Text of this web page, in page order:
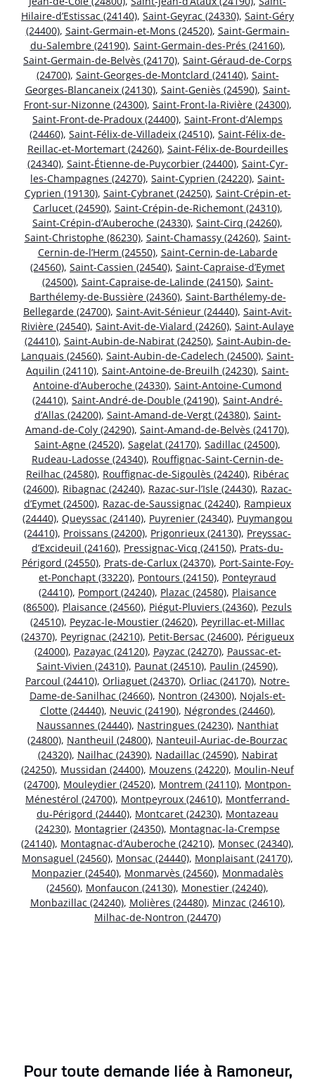
Hilaire-d’Estissac (24140), Saint-Geyrac (24330), Saint-Géry
(24400), Saint-Germain-et-Mons (24520), Saint-Germain-
du-Salembre (24190), Saint-Germain-des-Prés (24160),
Saint-Germain-de-Belvès (24170), Saint-Géraud-de-Corps
(24700), Saint-Georges-de-Montclard (24140), Saint-
Georges-Blancaneix (24130), Saint-Geniès (24590), Saint-
Front-sur-Nizonne (24300), Saint-Front-la-Rivière (24300),
Saint-Front-de-Pradoux (24400), Saint-Front-d’Alemps
(24460), Saint-Félix-de-Villadeix (24510), Saint-Félix-de-
Reillac-et-Mortemart (24260), Saint-Félix-de-Bourdeilles
(24340), Saint-Étienne-de-Puycorbier (24400), Saint-Cyr-
les-Champagnes (24270), Saint-Cyprien (24220), Saint-
Cyprien (19130), Saint-Cybranet (24250), Saint-Crépin-et-
Carlucet (24590), Saint-Crépin-de-Richemont (24310),
Saint-Crépin-d’Auberoche (24330), Saint-Cirq (24260),
Saint-Christophe (86230), Saint-Chamassy (24260), Saint-
Cernin-de-l’Herm (24550), Saint-Cernin-de-Labarde
(24560), Saint-Cassien (24540), Saint-Capraise-d’Eymet
(24500), Saint-Capraise-de-Lalinde (24150), Saint-
Barthélemy-de-Bussière (24360), Saint-Barthélemy-de-
Bellegarde (24700), Saint-Avit-Sénieur (24440), Saint-Avit-
Rivière (24540), Saint-Avit-de-Vialard (24260), Saint-Aulaye
(24410), Saint-Aubin-de-Nabirat (24250), Saint-Aubin-de-
Lanquais (24560), Saint-Aubin-de-Cadelech (24500), Saint-
Aquilin (24110), Saint-Antoine-de-Breuilh (24230), Saint-
Antoine-d’Auberoche (24330), Saint-Antoine-Cumond
(24410), Saint-André-de-Double (24190), Saint-André-
d’Allas (24200), Saint-Amand-de-Vergt (24380), Saint-
Amand-de-Coly (24290), Saint-Amand-de-Belvès (24170),
Saint-Agne (24520), Sagelat (24170), Sadillac (24500),
Rudeau-Ladosse (24340), Rouffignac-Saint-Cernin-de-
Reilhac (24580), Rouffignac-de-Sigoulès (24240), Ribérac
(24600), Ribagnac (24240), Razac-sur-l’Isle (24430), Razac-
d’Eymet (24500), Razac-de-Saussignac (24240), Rampieux
(24440), Queyssac (24140), Puyrenier (24340), Puymangou
(24410), Proissans (24200), Prigonrieux (24130), Preyssac-
d’Excideuil (24160), Pressignac-Vicq (24150), Prats-du-
Périgord (24550), Prats-de-Carlux (24370), Port-Sainte-Foy-
et-Ponchapt (33220), Pontours (24150), Ponteyraud
(24410), Pomport (24240), Plazac (24580), Plaisance
(86500), Plaisance (24560), Piégut-Pluviers (24360), Pezuls
(24510), Peyzac-le-Moustier (24620), Peyrillac-et-Millac
(24370), Peyrignac (24210), Petit-Bersac (24600), Périgueux
(24000), Pazayac (24120), Payzac (24270), Paussac-et-
Saint-Vivien (24310), Paunat (24510), Paulin (24590),
Parcoul (24410), Orliaguet (24370), Orliac (24170), Notre-
Dame-de-Sanilhac (24660), Nontron (24300), Nojals-et-
Clotte (24440), Neuvic (24190), Négrondes (24460),
Naussannes (24440), Nastringues (24230), Nanthiat
(24800), Nantheuil (24800), Nanteuil-Auriac-de-Bourzac
(24320), Nailhac (24390), Nadaillac (24590), Nabirat
(24250), Mussidan (24400), Mouzens (24220), Moulin-Neuf
(24700), Mouleydier (24520), Montrem (24110), Montpon-
Ménestérol (24700), Montpeyroux (24610), Montferrand-
du-Périgord (24440), Montcaret (24230), Montazeau
(24230), Montagrier (24350), Montagnac-la-Crempse
(24140), Montagnac-d’Auberoche (24210), Monsec (24340),
Monsaguel (24560), Monsac (24440), Monplaisant (24170),
Monpazier (24540), Monmarvès (24560), Monmadalès
(24560), Monfaucon (24130), Monestier (24240),
Monbazillac (24240), Molières (24480), Minzac (24610),
Milhac-de-Nontron (24470)
Pour toute demande liée à Ramoneur,